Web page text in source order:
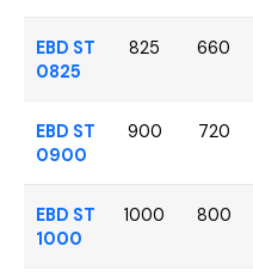
EBD ST
0825
825 660
EBD ST
0900
900 720
EBD ST
1000
1000 800